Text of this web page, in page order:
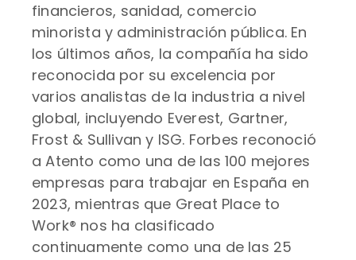
financieros, sanidad, comercio
minorista y administración pública. En
los últimos años, la compañía ha sido
reconocida por su excelencia por
varios analistas de la industria a nivel
global, incluyendo Everest, Gartner,
Frost & Sullivan y ISG. Forbes reconoció
a Atento como una de las 100 mejores
empresas para trabajar en España en
2023, mientras que Great Place to
Work® nos ha clasificado
continuamente como una de las 25